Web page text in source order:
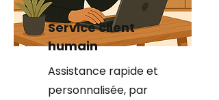
Service client
humain
Assistance rapide et
personnalisée, par